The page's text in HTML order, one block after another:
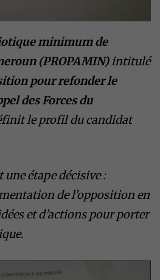
minimum de
(PROPAMIN)intitulé
pour refonder le
des Forces du
le profil du candidat
une étape décisive :
de l’opposition en
et d’actions pour porter